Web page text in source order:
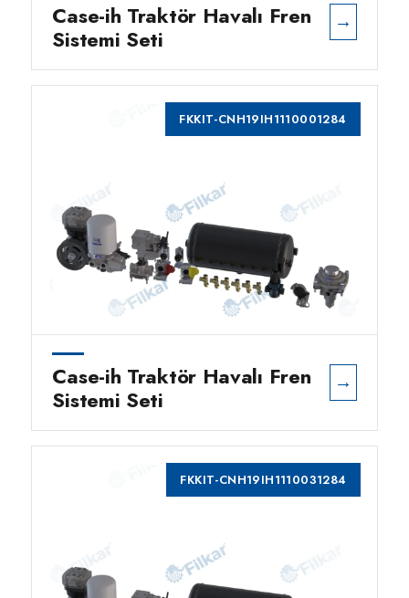
Case-ih Traktör Havalı Fren
Sistemi Seti
→
FKKIT-CNH19IH1110001284
Case-ih Traktör Havalı Fren
Sistemi Seti
→
FKKIT-CNH19IH1110031284